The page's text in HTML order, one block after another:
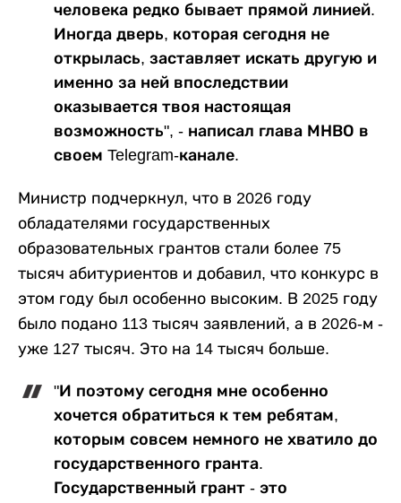
человека редко бывает прямой линией.
Иногда дверь, которая сегодня не
открылась, заставляет искать другую и
именно за ней впоследствии
оказывается твоя настоящая
возможность", - написал глава МНВО в
своем Telegram-канале.
Министр подчеркнул, что в 2026 году
обладателями государственных
образовательных грантов стали более 75
тысяч абитуриентов и добавил, что конкурс в
этом году был особенно высоким. В 2025 году
было подано 113 тысяч заявлений, а в 2026-м -
уже 127 тысяч. Это на 14 тысяч больше.
"И поэтому сегодня мне особенно
хочется обратиться к тем ребятам,
которым совсем немного не хватило до
государственного гранта.
Государственный грант - это